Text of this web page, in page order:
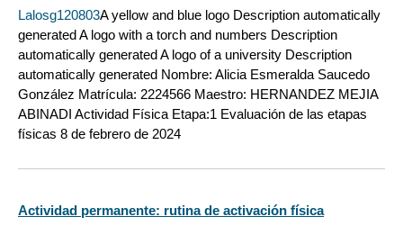
Lalosg120803A yellow and blue logo Description automatically
generated A logo with a torch and numbers Description
automatically generated A logo of a university Description
automatically generated Nombre: Alicia Esmeralda Saucedo
González Matrícula: 2224566 Maestro: HERNANDEZ MEJIA
ABINADI Actividad Física Etapa:1 Evaluación de las etapas
físicas 8 de febrero de 2024
Actividad permanente: rutina de activación física